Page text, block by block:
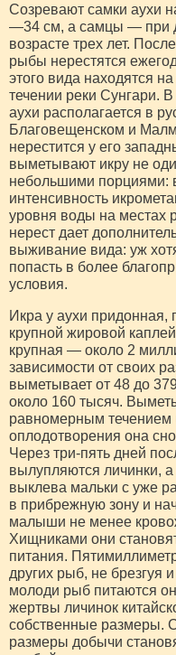
Созревают самки аухи
—34 см, а самцы — при
возрасте трех лет.
рыбы нерестятся
этого вида находятся
течении реки Сунгари.
аухи располагается в
Благовещенском и
нерестится у его
выметывают икру не
небольшими порциями:
интенсивность
уровня воды на местах
нерест дает
выживание вида: уж
попасть в более
условия.
Икра у аухи придонная,
крупной жировой
крупная — около 2
зависимости от своих
выметывает от 48 до
около 160 тысяч.
равномерным
оплодотворения она
Через три-пять дней
вылупляются личинки,
выклева мальки с уже
в прибрежную зону и
малыши не менее
Хищниками они
питания.
других рыб, не брезгуя
молоди рыб питаются
жертвы личинок
собственные размеры.
размеры добычи